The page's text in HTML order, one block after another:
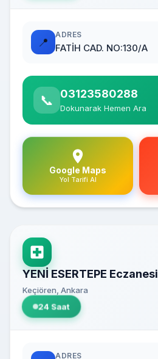
📍
ADRES
FATİH CAD. NO:130/A
📞 03123580288
Dokunarak Hemen Ara
Google Maps
Yol Tarifi Al
YENİ ESERTEPE Eczanesi
Keçiören, Ankara
24 Saat
ADRES